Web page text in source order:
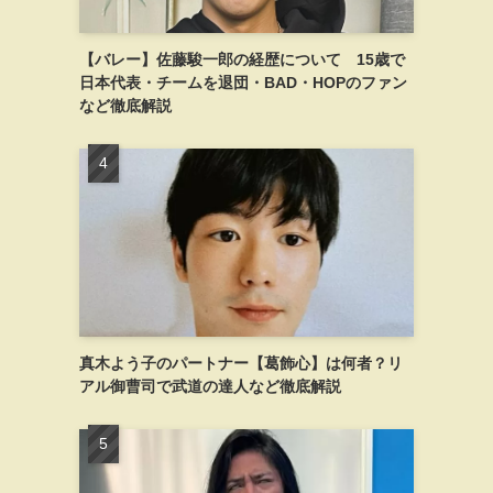
【バレー】佐藤駿一郎の経歴について 15歳で
日本代表・チームを退団・BAD・HOPのファン
など徹底解説
真木よう子のパートナー【葛飾心】は何者？リ
アル御曹司で武道の達人など徹底解説